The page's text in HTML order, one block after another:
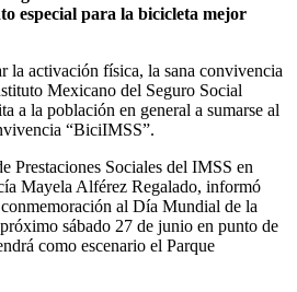
especial para la bicicleta mejor
la activación física, la sana convivencia
Mexicano del Seguro Social
a la población en general a sumarse al
“BiciIMSS”.
Prestaciones Sociales del IMSS en
Mayela Alférez Regalado, informó
al Día Mundial de la
sábado 27 de junio en punto de
como escenario el Parque